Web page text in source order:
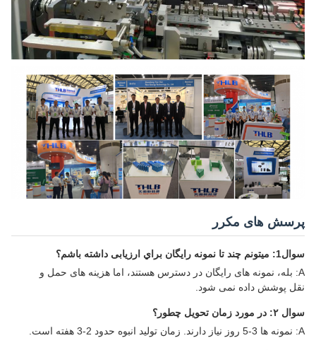
پرسش های مکرر
سوال1: ميتونم چند تا نمونه رایگان براي ارزیابی داشته باشم؟
A: بله، نمونه های رایگان در دسترس هستند، اما هزینه های حمل و
نقل پوشش داده نمی شود.
سوال ۲: در مورد زمان تحویل چطور؟
A: نمونه ها 3-5 روز نیاز دارند. زمان تولید انبوه حدود 2-3 هفته است.